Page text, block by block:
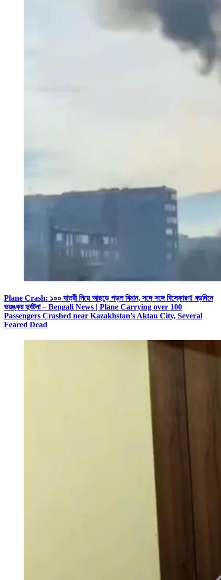
Plane Crash: ১০০ যাত্রী নিয়ে আছড়ে পড়ল বিমান, সঙ্গে সঙ্গে বিস্ফোরণ! বড়দিনে
ভয়ঙ্কর দুর্ঘটনা – Bengali News | Plane Carrying over 100
Passengers Crashed near Kazakhstan’s Aktau City, Several
Feared Dead